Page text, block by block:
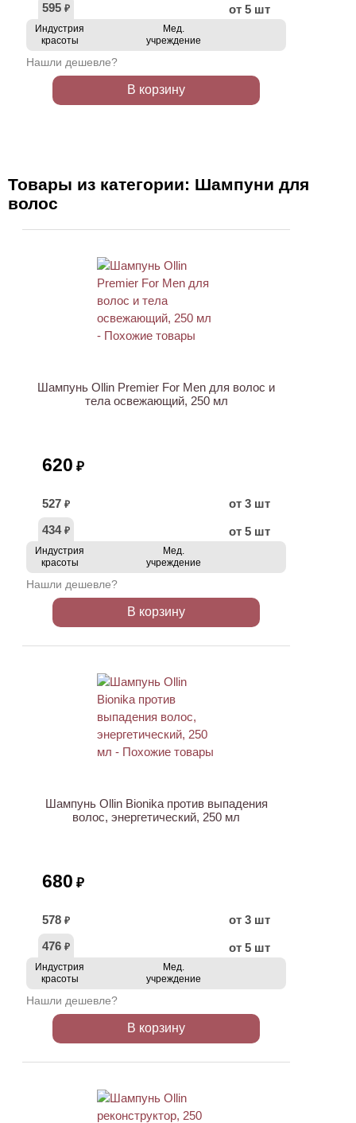
595 ₽ от 5 шт
Индустрия
красоты
Мед.
учреждение
Нашли дешевле?
В корзину
Товары из категории: Шампуни для
волос
Шампунь Ollin Premier For Men для волос и
тела освежающий, 250 мл
620 ₽
527 ₽
от 3 шт
434 ₽ от 5 шт
Индустрия
красоты
Мед.
учреждение
Нашли дешевле?
В корзину
Шампунь Ollin Bionika против выпадения
волос, энергетический, 250 мл
680 ₽
578 ₽
от 3 шт
476 ₽ от 5 шт
Индустрия
красоты
Мед.
учреждение
Нашли дешевле?
В корзину